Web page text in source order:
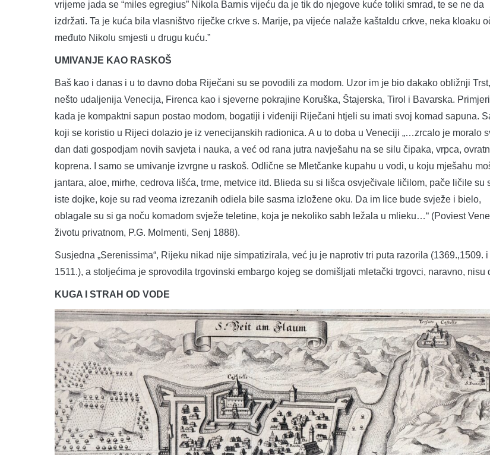
vrijeme jada se “miles egregius” Nikola Barnis vijeću da je tik do njegove kuće toliki smrad, te se ne da
izdržati. Ta je kuća bila vlasništvo riječke crkve s. Marije, pa vijeće nalaže kaštaldu crkve, neka kloaku
međuto Nikolu smjesti u drugu kuću.”
UMIVANJE KAO RASKOŠ
Baš kao i danas i u to davno doba Riječani su se povodili za modom. Uzor im je bio dakako obližnji
nešto udaljenija Venecija, Firenca kao i sjeverne pokrajine Koruška, Štajerska, Tirol i Bavarska.
kada je kompaktni sapun postao modom, bogatiji i viđeniji Riječani htjeli su imati svoj komad sapuna.
koji se koristio u Rijeci dolazio je iz venecijanskih radionica. A u to doba u Veneciji „…zrcalo je moralo
dan dati gospodjam novih savjeta i nauka, a već od rana jutra navješahu na se silu čipaka, vrpca,
koprena. I samo se umivanje izvrgne u raskoš. Odlične se Mletčanke kupahu u vodi, u koju mješahu
jantara, aloe, mirhe, cedrova lišća, trme, metvice itd. Blieda su si lišca osvječivale ličilom, pače ličile su
iste dojke, koje su rad veoma izrezanih odiela bile sasma izložene oku. Da im lice bude svježe i bielo,
oblagale su si ga noču komadom svježe teletine, koja je nekoliko sabh ležala u mlieku…“ (Poviest
životu privatnom, P.G. Molmenti, Senj 1888).
Susjedna „Serenissima“, Rijeku nikad nije simpatizirala, već ju je naprotiv tri puta razorila (1369.,1509. i
1511.), a stoljećima je sprovodila trgovinski embargo kojeg se domišljati mletački trgovci, naravno, nisu
KUGA I STRAH OD VODE